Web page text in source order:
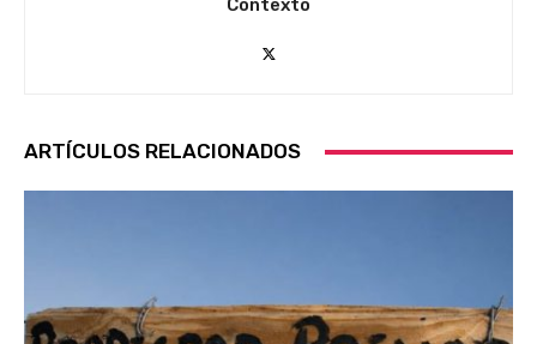
Contexto
ARTÍCULOS RELACIONADOS